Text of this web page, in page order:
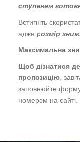
ступенем
Встигніть
аджерозмір
Максимальна
Щоб дізнатися
пропозицію,
заповнюйте
номером на сайті.